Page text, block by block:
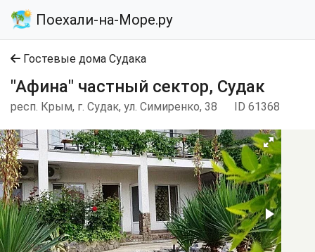
Поехали-на-Море.ру
Гостевые дома Судака
"Афина" частный сектор, Судак
респ. Крым, г. Судак, ул. Симиренко, 38 ID 61368